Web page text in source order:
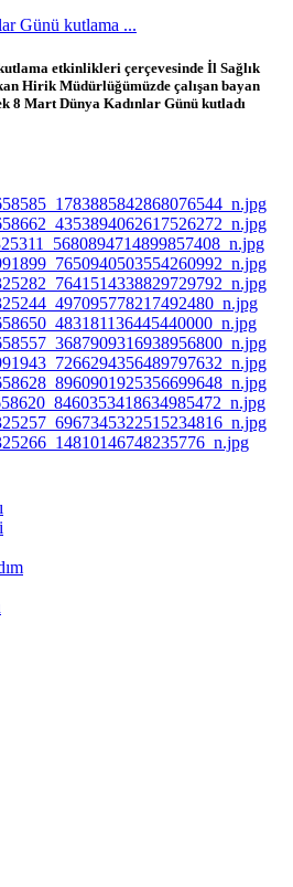
Günü kutlama ...
etkinlikleri çerçevesinde İl Sağlık
Hirik Müdürlüğümüzde çalışan bayan
8 Mart Dünya Kadınlar Günü kutladı